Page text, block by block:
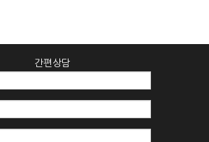
간편상담